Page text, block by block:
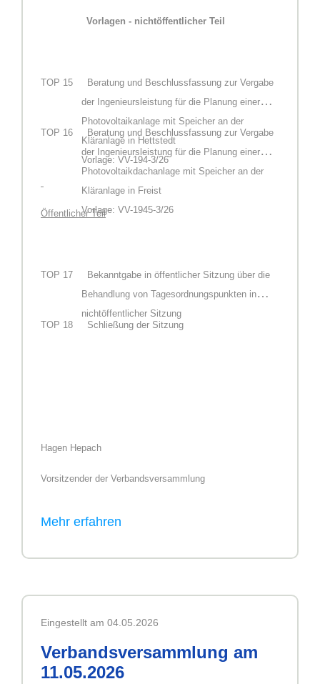
Vorlagen - nichtöffentlicher Teil
TOP 15
Beratung und Beschlussfassung zur Vergabe
der Ingenieursleistung für die Planung einer
Photovoltaikanlage mit Speicher an der
Kläranlage in Hettstedt
Vorlage: VV-194-3/26
TOP 16
Beratung und Beschlussfassung zur Vergabe
der Ingenieursleistung für die Planung einer
Photovoltaikdachanlage mit Speicher an der
Kläranlage in Freist
Vorlage: VV-1945-3/26
Öffentlicher Teil
TOP 17
Bekanntgabe in öffentlicher Sitzung über die
Behandlung von Tagesordnungspunkten in
nichtöffentlicher Sitzung
TOP 18 Schließung der Sitzung
Hagen Hepach
Vorsitzender der Verbandsversammlung
Eingestellt am 04.05.2026
Verbandsversammlung am
11.05.2026